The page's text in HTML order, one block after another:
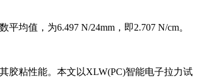
均值，为6.497 N/24mm，即2.707 N/cm。
胶粘性能。本文以XLW(PC)智能电子拉力试